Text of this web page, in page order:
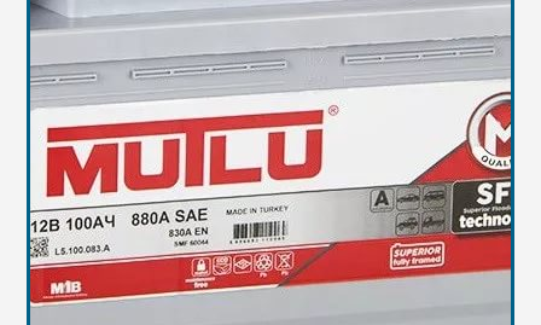
Масла
Иномарки
Крепеж колесный
Мототехника
Садовая техника
Инструмент
Лодки и моторы
Активный отдых
Электроинструмент
и оснастка